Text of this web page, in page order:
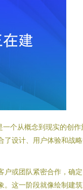
一个从概念到现实的创作
了设计、用户体验和战
户或团队紧密合作，确
。这一阶段就像绘制建